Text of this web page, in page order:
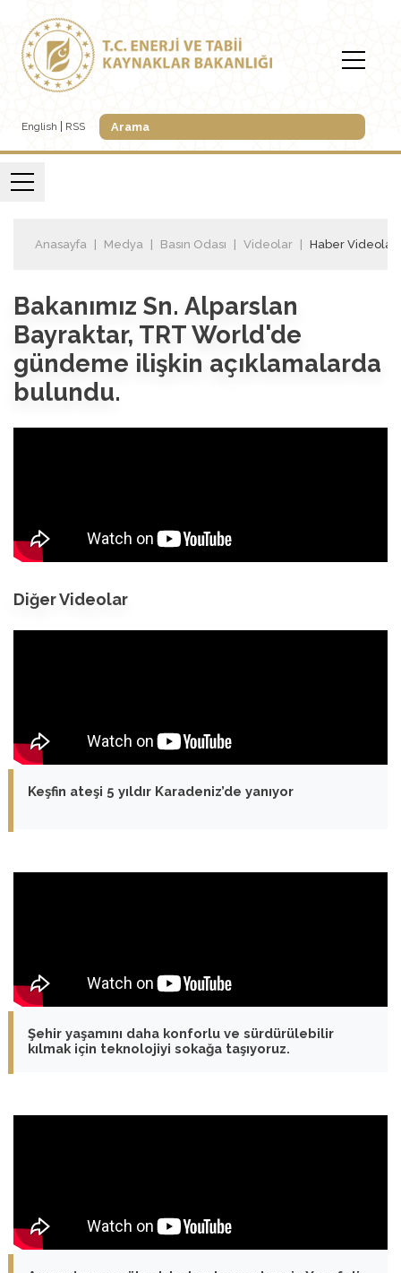
English RSS
Anasayfa Medya Basın Odası Videolar Haber Videoları
Bakanımız Sn. Alparslan
Bayraktar, TRT World'de
gündeme ilişkin açıklamalarda
bulundu.
Diğer Videolar
Keşfin ateşi 5 yıldır Karadeniz’de yanıyor
Şehir yaşamını daha konforlu ve sürdürülebilir
kılmak için teknolojiyi sokağa taşıyoruz.